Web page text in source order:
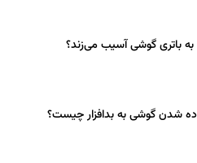
به باتری گوشی آسیب می‌زند؟
شدن گوشی به بدافزار چیست؟